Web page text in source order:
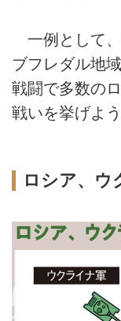
一例として
ブフレダル地
戦闘で多数の
戦いを挙げよう
ロシア、ウ